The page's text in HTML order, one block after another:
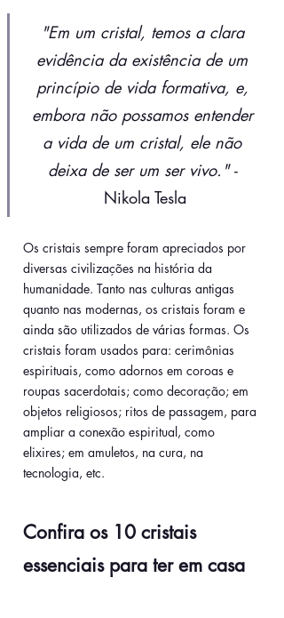
"Em um cristal, temos a clara
evidência da existência de um
princípio de vida formativa, e,
embora não possamos entender
a vida de um cristal, ele não
deixa de ser um ser vivo." -
Nikola Tesla
Os cristais sempre foram apreciados por
diversas civilizações na história da
humanidade. Tanto nas culturas antigas
quanto nas modernas, os cristais foram e
ainda são utilizados de várias formas. Os
cristais foram usados para: cerimônias
espirituais, como adornos em coroas e
roupas sacerdotais; como decoração; em
objetos religiosos; ritos de passagem, para
ampliar a conexão espiritual, como
elixires; em amuletos, na cura, na
tecnologia, etc.
Confira os 10 cristais
essenciais para ter em casa